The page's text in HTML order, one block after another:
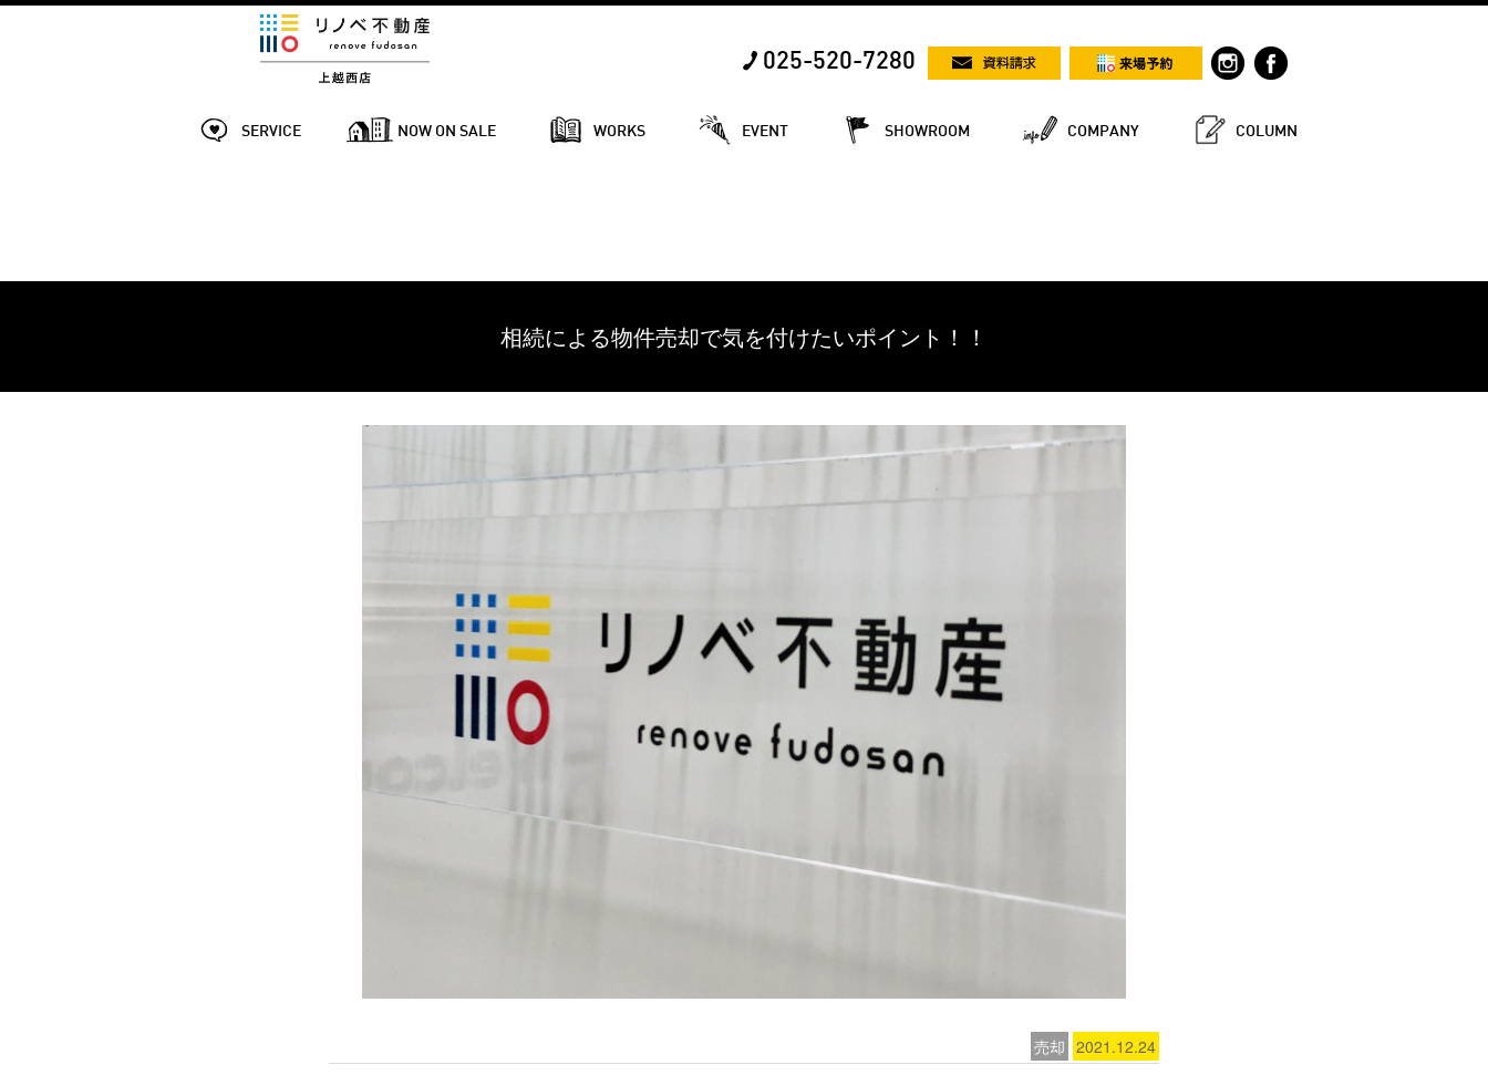
025-520-7280
SERVICE NOW ON SALE WORKS EVENT SHOWROOM COMPANY COLUMN
相続による物件売却で気を付けたいポイント！！
売却 2021.12.24